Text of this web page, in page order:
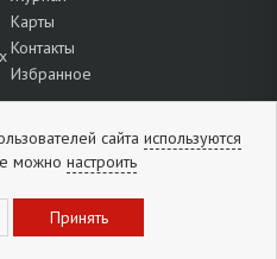
Карты
Контакты
Избранное
(1296 отзывов)
сайта используются
можно настроить